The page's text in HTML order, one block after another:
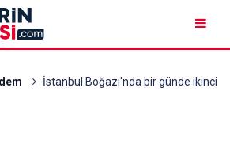
İstanbul Boğazı'nda bir günde ikinci